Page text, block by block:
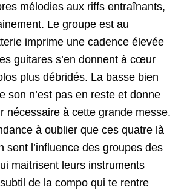
mélodies aux riffs entraînants,
Le groupe est au
imprime une cadence élevée
guitares s’en donnent à cœur
plus débridés. La basse bien
son n’est pas en reste et donne
nécessaire à cette grande messe.
à oublier que ces quatre là
sent l’influence des groupes des
maitrisent leurs instruments
de la compo qui te rentre